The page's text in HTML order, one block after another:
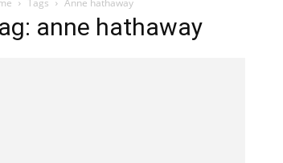
Tags Anne hathaway
anne hathaway